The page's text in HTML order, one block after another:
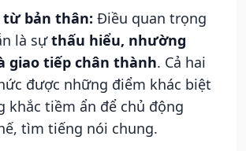
từ bản thân: Điều quan trọng
là sựthấu hiểu, nhường
giao tiếp chân thành. Cả hai
được những điểm khác biệt
khắc tiềm ẩn để chủ động
tìm tiếng nói chung.